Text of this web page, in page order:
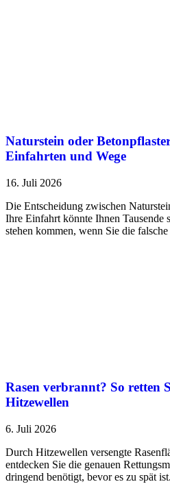
Naturstein oder
Einfahrten und Wege
16. Juli 2026
Die Entscheidung zwischen
Ihre Einfahrt könnte Ihnen Tausende
stehen kommen, wenn Sie die
Rasen verbrannt? So retten
Hitzewellen
6. Juli 2026
Durch Hitzewellen versengte
entdecken Sie die genauen
dringend benötigt, bevor es zu spät ist.